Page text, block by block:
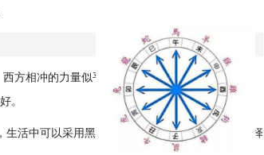
方相冲的力量似乎更大，金克木，金受益，木受
。
生活中可以采用黑色的色彩来融合。风水上可以选择